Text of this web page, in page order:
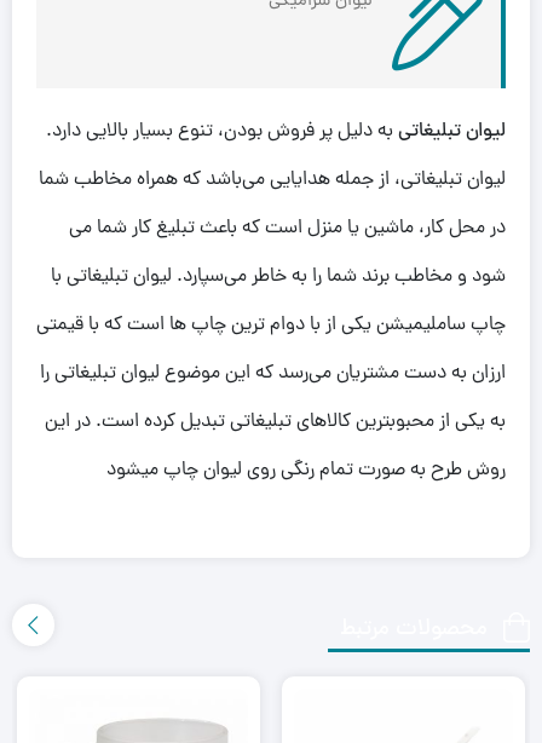
لیوان تبلیغاتی به دلیل پر فروش بودن، تنوع بسیار بالایی دارد.
لیوان تبلیغاتی، از جمله هدایایی می‌باشد که همراه مخاطب شما
در محل کار، ماشین یا منزل است که باعث تبلیغ کار شما می
شود و مخاطب برند شما را به خاطر می‌سپارد. لیوان تبلیغاتی با
چاپ ساملیمیشن یکی از با دوام ترین چاپ ها است که با قیمتی
ارزان به دست مشتریان می‌رسد که این موضوع لیوان تبلیغاتی را
به یکی از محبوبترین کالاهای تبلیغاتی تبدیل کرده است. در این
روش طرح به صورت تمام رنگی روی لیوان چاپ میشود